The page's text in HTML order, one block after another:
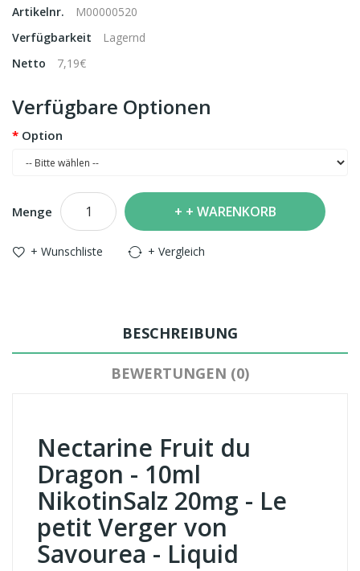
Artikelnr.
M00000520
Verfügbarkeit
Lagernd
Netto
7,19€
Verfügbare Optionen
Option
Menge + WARENKORB
+ Wunschliste + Vergleich
BESCHREIBUNG
BEWERTUNGEN (0)
Nectarine Fruit du
Dragon - 10ml
NikotinSalz 20mg - Le
petit Verger von
Savourea - Liquid